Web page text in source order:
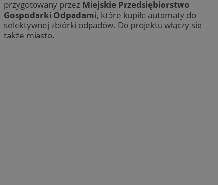
przygotowany przez Miejskie Przedsiębiorstwo
Gospodarki Odpadami, które kupiło automaty do
selektywnej zbiórki odpadów. Do projektu włączy się
także miasto.